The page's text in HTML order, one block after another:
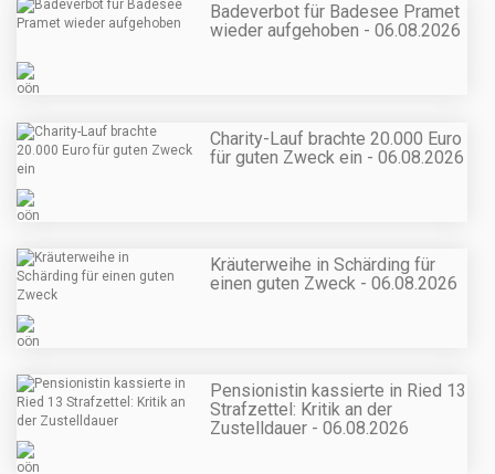
Badeverbot für Badesee Pramet
wieder aufgehoben - 06.08.2026
Charity-Lauf brachte 20.000 Euro
für guten Zweck ein - 06.08.2026
Kräuterweihe in Schärding für
einen guten Zweck - 06.08.2026
Pensionistin kassierte in Ried 13
Strafzettel: Kritik an der
Zustelldauer - 06.08.2026